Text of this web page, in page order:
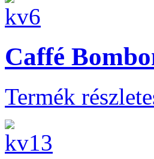
Caffé
Termék